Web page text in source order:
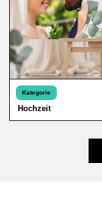
Kategorie
Hochzeit